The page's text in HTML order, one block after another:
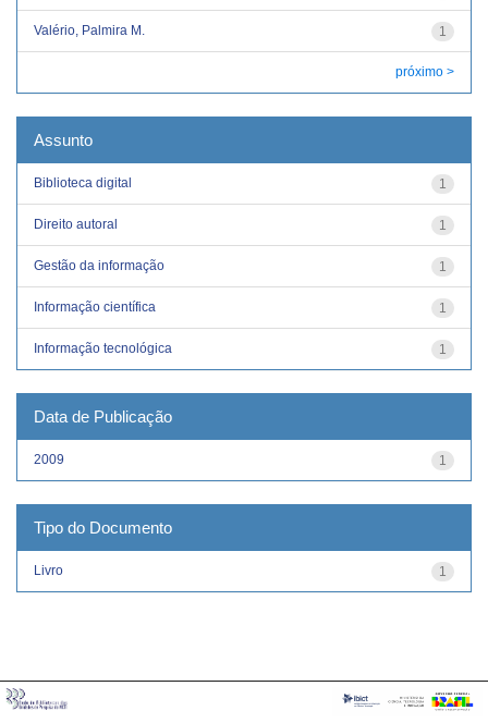
1
Valério, Palmira M.
próximo >
Assunto
1
Biblioteca digital
1
Direito autoral
1
Gestão da informação
1
Informação científica
1
Informação tecnológica
Data de Publicação
1
2009
Tipo do Documento
1
Livro